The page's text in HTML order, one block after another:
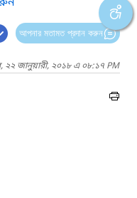
আপনার মতামত প্রদান করুন
২২ জানুয়ারী, ২০১৮ এ ০৮:১৭ PM